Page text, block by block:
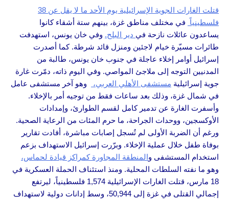
قتلت الغارات الجوية الإسرائيلية يوم الأحد ما لا يقل عن 38
فلسطينياً في مختلف مناطق غزة، بينهم ستة أشقاء كانوا
يساعدون عائلات نازحة في دير البلح. وفي خان يونس، استهدفت
طائرات مسيّرة خيام لاجئين ومنزل قائد شرطة. كما أصدرت
إسرائيل أوامر إخلاء عاجلة في جنوب خان يونس، طالبة من
المدنيين التوجه إلى ملاجئ المواصي. وفي اليوم ذاته، دمّرت غارة
جوية إسرائيلية مستشفى الأهلي العربي،
وهو آخر مستشفى عامل
في شمال غزة، وذلك بعد ساعات فقط من توجيه أمر بالإخلاء.
وأسفرت الغارة عن تدمير كامل لقسم الطوارئ، وإمدادات
الأوكسجين، ووحدات الجراحة، ما حرم المئات من الرعاية الصحية.
ورغم أن الضربة الأولى لم تُسجل إصابات مباشرة، أفادت تقارير
بوفاة طفل خلال عملية الإخلاء. وبرّرت إسرائيل الاستهداف بزعم
استخدام المستشفى والمنطقة المجاورة كمراكز قيادة لحماس،
وهو ما نفته السلطات المحلية. ومنذ استئناف الحملة العسكرية في
18 مارس، قتلت الغارات الإسرائيلية 1,574 فلسطينياً، ليرتفع
إجمالي القتلى في غزة إلى 50,944، وسط إدانات دولية لاستهداف